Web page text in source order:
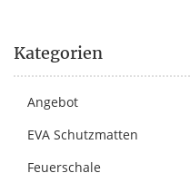
Kategorien
Angebot
EVA Schutzmatten
Feuerschale